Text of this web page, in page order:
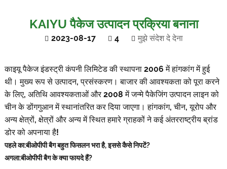
KAIYU पैकेज उत्पादन प्रक्रिया बनाना
2023-08-17 4 मुझे संदेश दे देना
काइयू पैकेज इंडस्ट्री कंपनी लिमिटेड की स्थापना 2006 में हांगकांग में हुई
थी। मुख्य रूप से उत्पादन, प्रसंस्करण। बाजार की आवश्यकता को पूरा करने
के लिए, अतिथि आवश्यकताओं और 2008 में जन्मे पैकेजिंग उत्पादन लाइन को
चीन के डोंगगुआन में स्थानांतरित कर दिया जाएगा। हांगकांग, चीन, यूरोप और
अन्य क्षेत्रों, क्षेत्रों और अन्य में स्थित हमारे ग्राहकों ने कई अंतरराष्ट्रीय ब्रांड
डोर को अपनाया है!
पहले का:बीओपीपी बैग बहुत फिसलन भरा है, इससे कैसे निपटें?
अगला:बीओपीपी बैग के क्या फायदे हैं?